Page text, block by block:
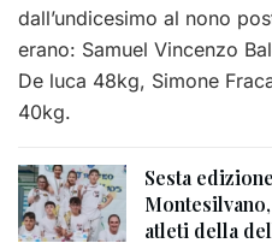
dall’undicesimo al nono
erano: Samuel Vincenzo
De luca 48kg, Simone
40kg.
Sesta
atleti della